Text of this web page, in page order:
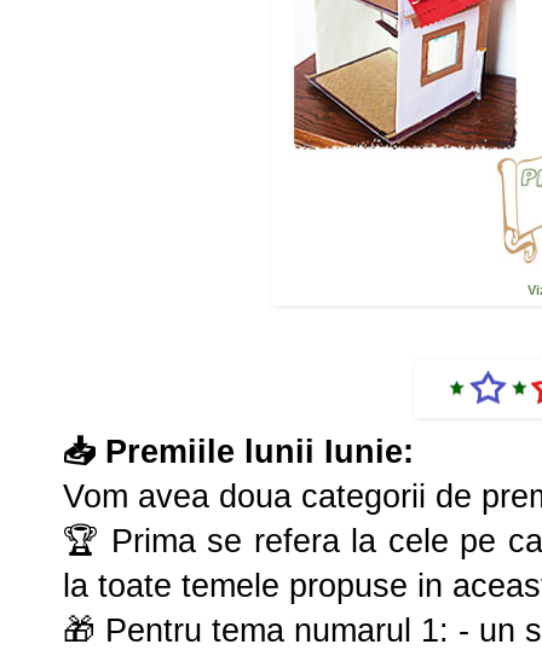
📥 Premiile lunii Iunie:
Vom avea doua categorii de
🏆 Prima se refera la cele pe
la toate temele propuse in
🎁 Pentru tema numarul 1: - un